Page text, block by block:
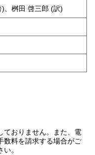
、桝田 啓三郎 (訳)
ておりません。また、電
数料を請求する場合がご
。